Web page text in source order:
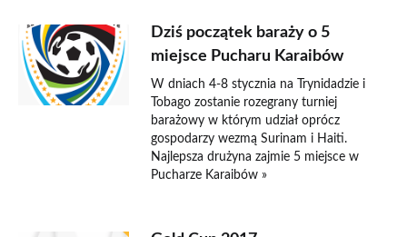
Dziś początek baraży o 5
miejsce Pucharu Karaibów
W dniach 4-8 stycznia na Trynidadzie i
Tobago zostanie rozegrany turniej
barażowy w którym udział oprócz
gospodarzy wezmą Surinam i Haiti.
Najlepsza drużyna zajmie 5 miejsce w
Pucharze Karaibów »